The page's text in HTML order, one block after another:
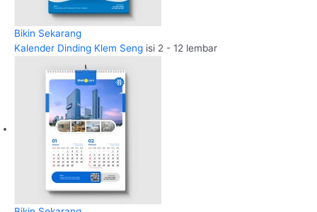
Bikin Sekarang
Kalender Dinding Klem Seng isi 2 - 12 lembar